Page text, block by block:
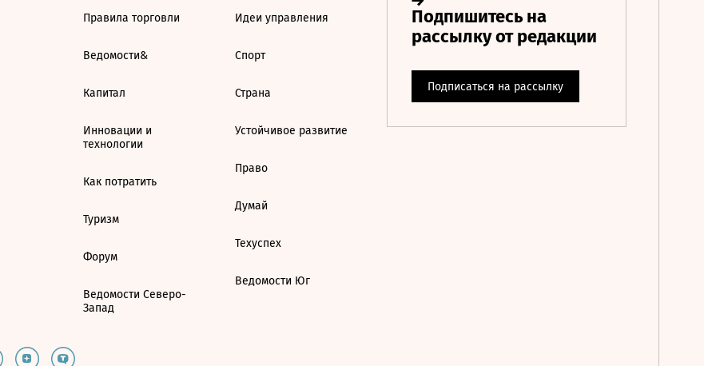
Правила торговли
Ведомости&
Капитал
Инновации и
технологии
Как потратить
Туризм
Форум
Ведомости Северо-
Запад
Идеи управления
Спорт
Страна
Устойчивое развитие
Право
Думай
Техуспех
Ведомости Юг